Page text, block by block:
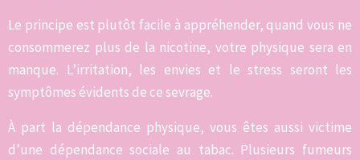
Le principe est plutôt facile à appréhender, quand vous ne
consommerez plus de la nicotine, votre physique sera en
manque. L’irritation, les envies et le stress seront les
symptômes évidents de ce sevrage.
À part la dépendance physique, vous êtes aussi victime
d’une dépendance sociale au tabac. Plusieurs fumeurs